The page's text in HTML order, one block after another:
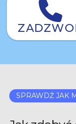
SPRAWDŹ JAK